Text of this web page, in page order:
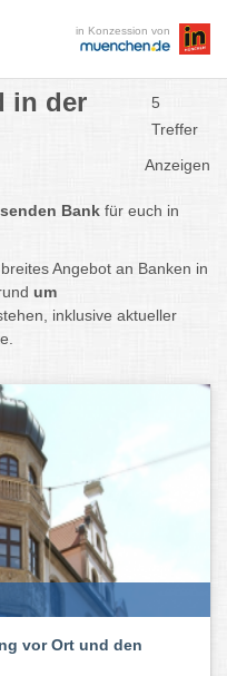
in Konzession von
in der
5
Treffer
Anzeigen
Bank für euch in
Angebot an Banken in
um
inklusive aktueller
vor Ort und den